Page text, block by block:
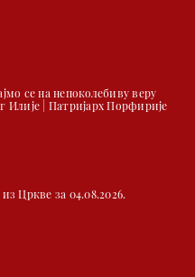
се на непоколебиву веру
Илије | Патријарх Порфирије
Цркве за 04.08.2026.